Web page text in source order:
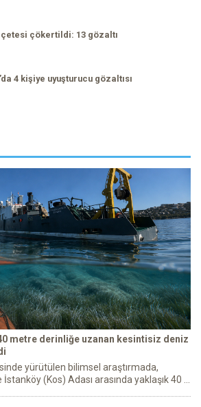
çökertildi: 13 gözaltı
4 kişiye uyuşturucu gözaltısı
metre derinliğe uzanan kesintisiz deniz
yürütülen bilimsel araştırmada,
İstanköy (Kos) Adası arasında yaklaşık 40 ...